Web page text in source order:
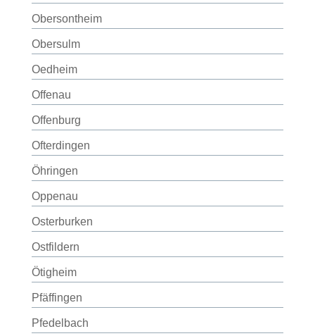
Obersontheim
Obersulm
Oedheim
Offenau
Offenburg
Ofterdingen
Öhringen
Oppenau
Osterburken
Ostfildern
Ötigheim
Pfäffingen
Pfedelbach